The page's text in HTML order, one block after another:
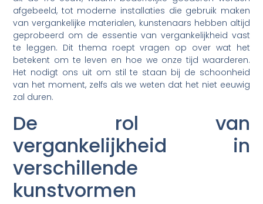
afgebeeld, tot moderne installaties die gebruik maken
van vergankelijke materialen, kunstenaars hebben altijd
geprobeerd om de essentie van vergankelijkheid vast
te leggen. Dit thema roept vragen op over wat het
betekent om te leven en hoe we onze tijd waarderen.
Het nodigt ons uit om stil te staan bij de schoonheid
van het moment, zelfs als we weten dat het niet eeuwig
zal duren.
De rol van
vergankelijkheid in
verschillende
kunstvormen